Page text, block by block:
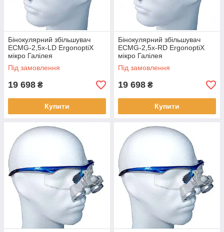
Бінокулярний збільшувач
ECMG-2,5x-LD ErgonoptiX
мікро Галілея
Під замовлення
19 698 ₴
Купити
Бінокулярний збільшувач
ECMG-2,5x-RD ErgonoptiX
мікро Галілея
Під замовлення
19 698 ₴
Купити